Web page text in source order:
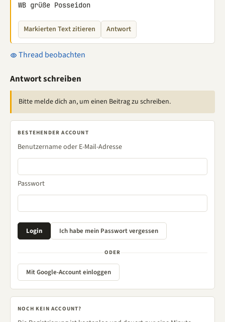
WB grüße Posseidon
Markierten Text zitieren Antwort
Thread beobachten
Antwort schreiben
Bitte melde dich an, um einen Beitrag zu schreiben.
BESTEHENDER ACCOUNT
Benutzername oder E-Mail-Adresse
Passwort
ODER
Mit Google-Account einloggen
NOCH KEIN ACCOUNT?